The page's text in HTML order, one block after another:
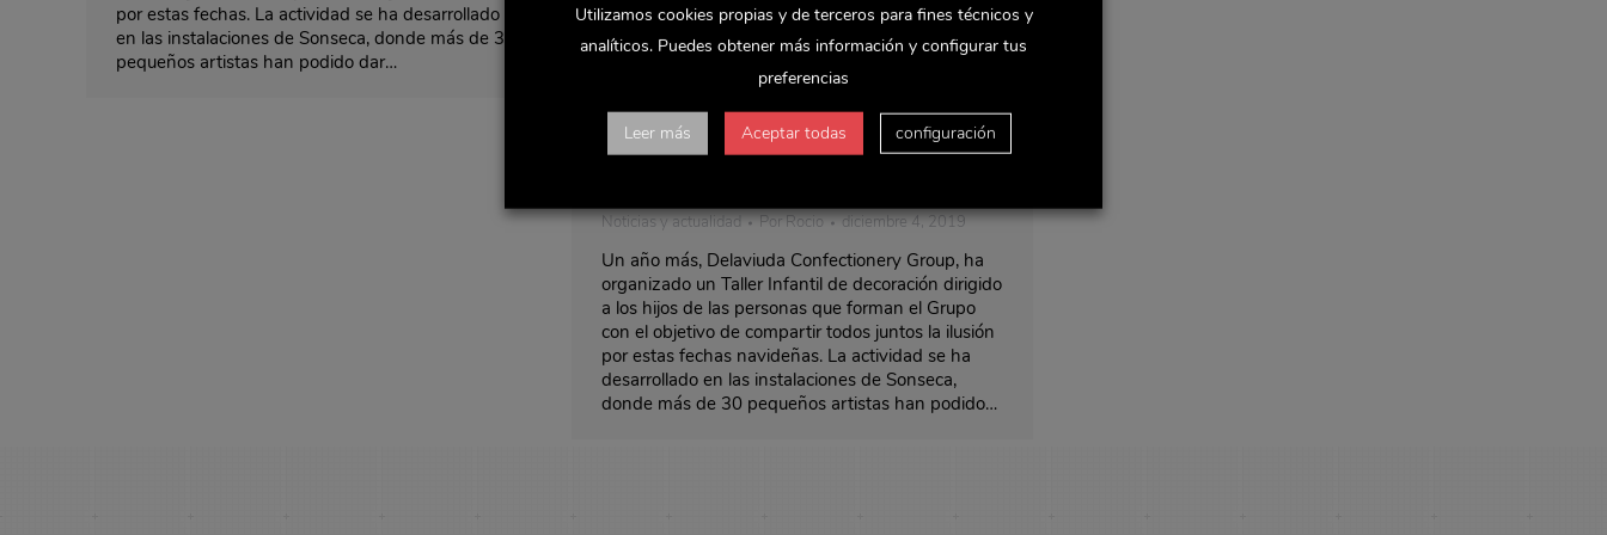
por estas fechas. La actividad se ha desarrollado
en las instalaciones de Sonseca, donde más de 30
pequeños artistas han podido dar…
Delaviuda Confectionery Group
organiza un taller infantil interno para
Noticias y actualidad PorRocio diciembre 4, 2019
Un año más, Delaviuda Confectionery Group, ha
organizado un Taller Infantil de decoración dirigido
a los hijos de las personas que forman el Grupo
con el objetivo de compartir todos juntos la ilusión
por estas fechas navideñas. La actividad se ha
desarrollado en las instalaciones de Sonseca,
donde más de 30 pequeños artistas han podido…
Utilizamos cookies propias y de terceros para fines técnicos y
analíticos. Puedes obtener más información y configurar tus
preferencias
Leer más Aceptar todas configuración